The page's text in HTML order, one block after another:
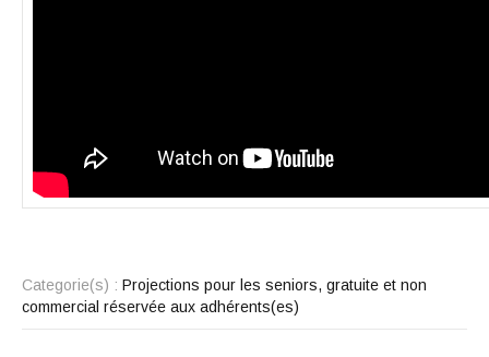
Categorie(s) : Projections pour les seniors, gratuite et non
commercial réservée aux adhérents(es)